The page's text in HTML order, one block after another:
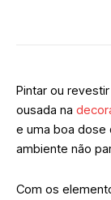
Pintar ou
ousada na
e uma boa dose
ambiente não
Com os